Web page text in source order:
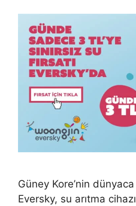
Güney Kore’nin
Eversky, su arıtma